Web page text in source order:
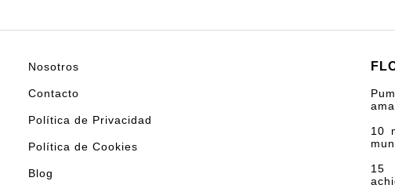
Nosotros
Contacto
Política de Privacidad
Política de Cookies
Blog
10
15